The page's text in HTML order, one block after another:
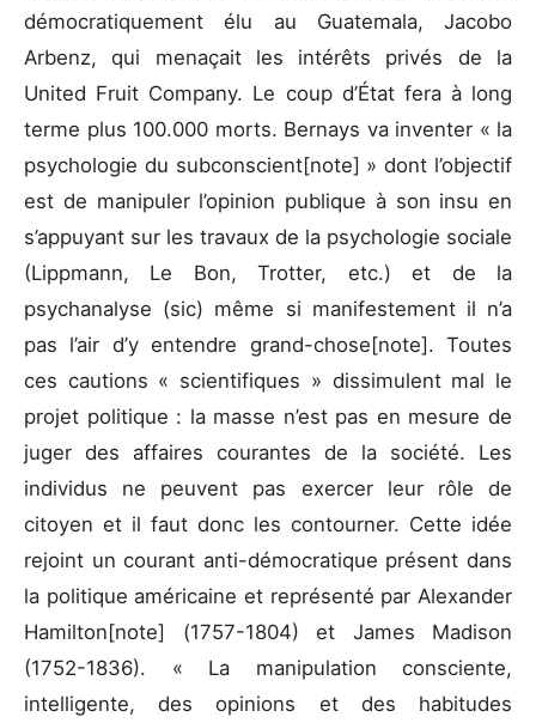
démocratiquement élu au Guatemala, Jacobo
Arbenz, qui menaçait les intérêts privés de la
United Fruit Company. Le coup d’État fera à long
terme plus 100.000 morts. Bernays va inventer « la
psychologie du subconscient[note] » dont l’objectif
est de manipuler l’opinion publique à son insu en
s’appuyant sur les travaux de la psychologie sociale
(Lippmann, Le Bon, Trotter, etc.) et de la
psychanalyse (sic) même si manifestement il n’a
pas l’air d’y entendre grand-chose[note]. Toutes
ces cautions « scientifiques » dissimulent mal le
projet politique : la masse n’est pas en mesure de
juger des affaires courantes de la société. Les
individus ne peuvent pas exercer leur rôle de
citoyen et il faut donc les contourner. Cette idée
rejoint un courant anti-démocratique présent dans
la politique américaine et représenté par Alexander
Hamilton[note] (1757-1804) et James Madison
(1752-1836). « La manipulation consciente,
intelligente, des opinions et des habitudes